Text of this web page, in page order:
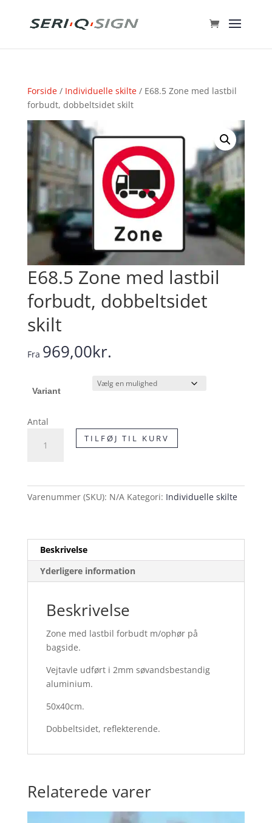
Forside/ Individuelle skilte/ E68.5 Zone med lastbil
forbudt, dobbeltsidet skilt
E68.5 Zone med lastbil
forbudt, dobbeltsidet
skilt
Fra 969,00kr.
Variant
Antal
Zone
TILFØJ TIL KURV
Varenummer (SKU): N/A Kategori: Individuelle skilte
Beskrivelse
Yderligere information
Beskrivelse
Zone med lastbil forbudt m/ophør på
bagside.
Vejtavle udført i 2mm søvandsbestandig
aluminium.
50x40cm.
Dobbeltsidet, reflekterende.
Relaterede varer